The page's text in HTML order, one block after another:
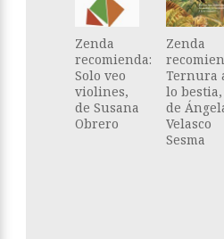
Zenda
recomienda:
Solo veo
violines,
de Susana
Obrero
Zenda
Ternura
lo bestia,
de
Velasco
Sesma